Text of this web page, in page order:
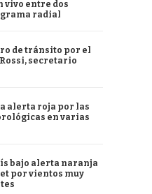
vivo entre dos
radial
de tránsito por el
secretario
alerta roja por las
en varias
bajo alerta naranja
por vientos muy